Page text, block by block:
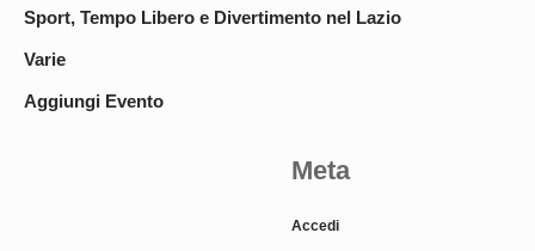
Sport, Tempo Libero e Divertimento nel Lazio
Varie
Aggiungi Evento
Meta
Accedi